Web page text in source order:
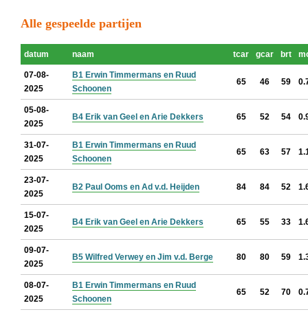
Alle gespeelde partijen
datum naam tcar gcar brt
07-08-
2025
B1 Erwin Timmermans en Ruud
Schoonen
65 46 59
05-08-
2025
B4 Erik van Geel en Arie Dekkers 65 52 54
31-07-
2025
B1 Erwin Timmermans en Ruud
Schoonen
65 63 57
23-07-
2025
B2 Paul Ooms en Ad v.d. Heijden 84 84 52
15-07-
2025
B4 Erik van Geel en Arie Dekkers 65 55 33
09-07-
2025
B5 Wilfred Verwey en Jim v.d. Berge 80 80 59
08-07-
2025
B1 Erwin Timmermans en Ruud
Schoonen
65 52 70